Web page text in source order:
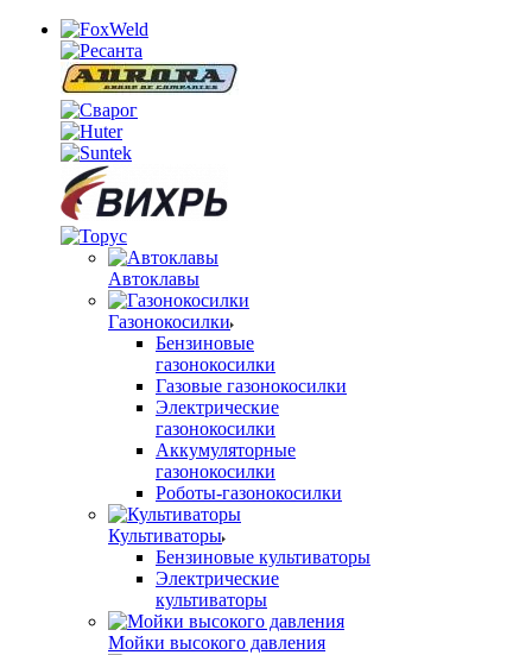
Автоклавы
Газонокосилки
Бензиновые
газонокосилки
Газовые газонокосилки
Электрические
газонокосилки
Аккумуляторные
газонокосилки
Роботы-газонокосилки
Культиваторы
Бензиновые культиваторы
Электрические
культиваторы
Мойки высокого давления